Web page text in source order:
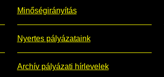
Minőségirányítás
Nyertes pályázataink
Archív pályázati hírlevelek